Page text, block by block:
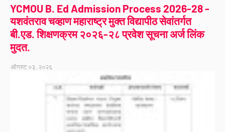
YCMOU B. Ed Admission Process 2026-28 -
यशवंतराव चव्हाण महाराष्ट्र मुक्त विद्यापीठ सेवांतर्गत
बी.एड. शिक्षणक्रम २०२६-२८ प्रवेश सूचना अर्ज लिंक
मुदत.
ऑगस्ट ०३, २०२६